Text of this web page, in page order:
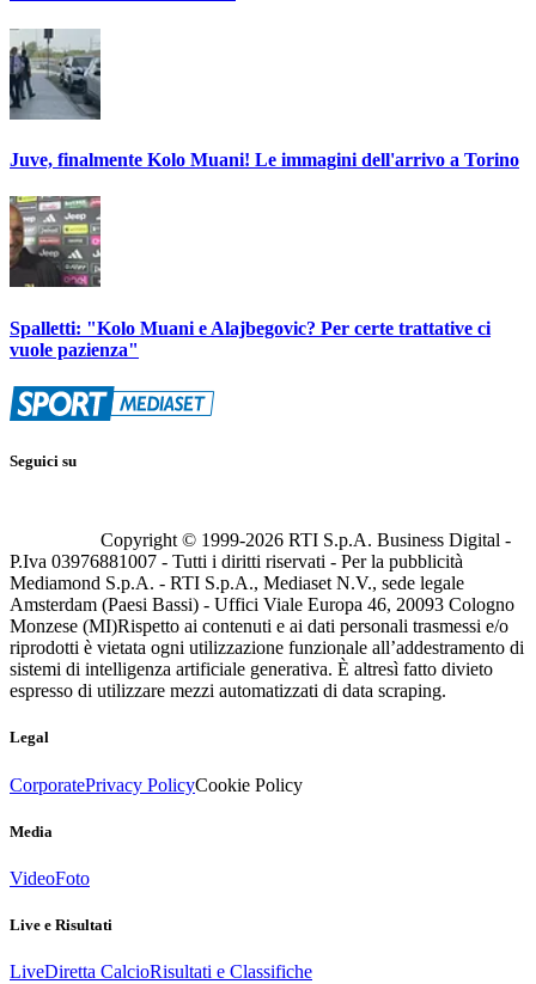
Juve, finalmente Kolo Muani! Le immagini dell'arrivo a Torino
Spalletti: "Kolo Muani e Alajbegovic? Per certe trattative ci
vuole pazienza"
Seguici su
Copyright © 1999-2026 RTI S.p.A. Business Digital -
P.Iva 03976881007 - Tutti i diritti riservati - Per la pubblicità
Mediamond S.p.A. - RTI S.p.A., Mediaset N.V., sede legale
Amsterdam (Paesi Bassi) - Uffici Viale Europa 46, 20093 Cologno
Monzese (MI)Rispetto ai contenuti e ai dati personali trasmessi e/o
riprodotti è vietata ogni utilizzazione funzionale all’addestramento di
sistemi di intelligenza artificiale generativa. È altresì fatto divieto
espresso di utilizzare mezzi automatizzati di data scraping.
Legal
CorporatePrivacy PolicyCookie Policy
Media
VideoFoto
Live e Risultati
LiveDiretta CalcioRisultati e Classifiche